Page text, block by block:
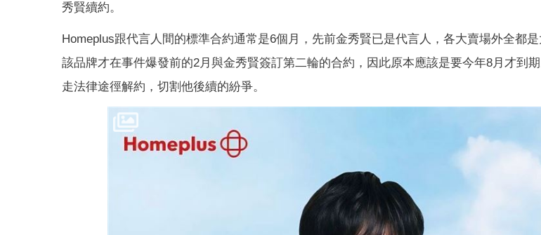
秀賢續約。
Homeplus跟代言人間的標準合約通常是6個月，先前金秀賢已是代言人，各大賣場外全都
該品牌才在事件爆發前的2月與金秀賢簽訂第二輪的合約，因此原本應該是要今年8月才到
走法律途徑解約，切割他後續的紛爭。